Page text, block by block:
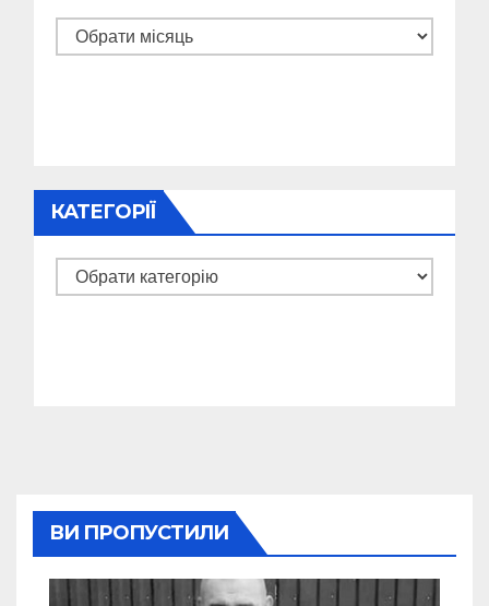
Архіви
КАТЕГОРІЇ
Категорії
ВИ ПРОПУСТИЛИ